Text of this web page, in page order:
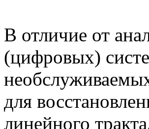
В отличие от
(цифровых)
для
линейного